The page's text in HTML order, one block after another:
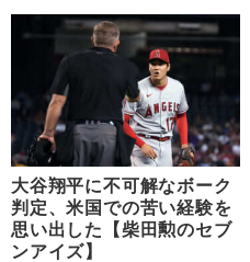
大谷翔平に不可解なボーク
判定、米国での苦い経験を
思い出した【柴田勲のセブ
ンアイズ】